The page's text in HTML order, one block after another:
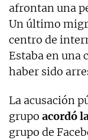
afrontan una
Un último
centro de
Estaba en una
haber sido
La acusación
grupo acordó
grupo de